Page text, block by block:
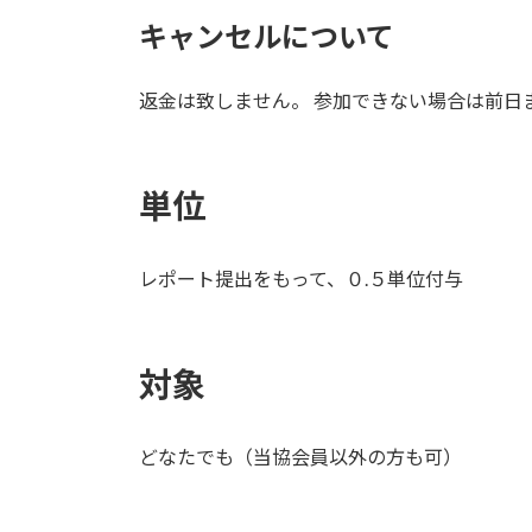
キャンセルについて
返金は致しません。 参加できない場合は前日
単位
レポート提出をもって、０.５単位付与
対象
どなたでも（当協会員以外の方も可）